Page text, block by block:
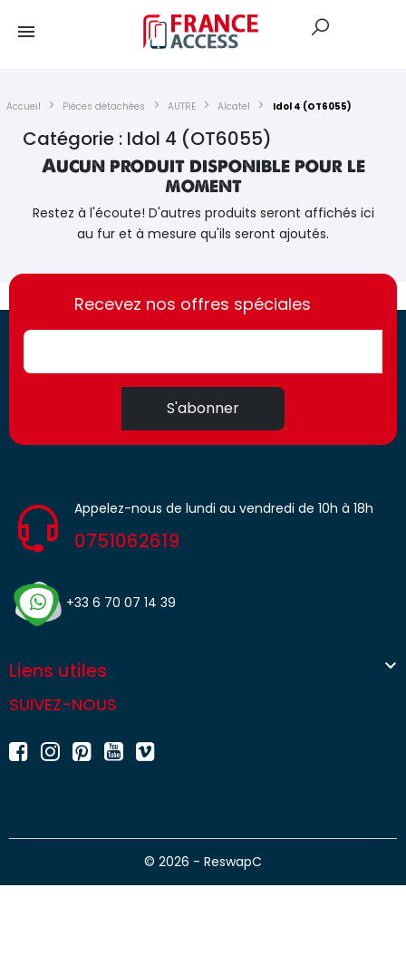
Accueil Pièces détachées AUTRE Alcatel Idol 4 (OT6055)
Catégorie : Idol 4 (OT6055)
Aucun produit disponible pour le
moment
Restez à l'écoute! D'autres produits seront affichés ici
au fur et à mesure qu'ils seront ajoutés.
https://france-
access.fr
https://france-
access.fr
Recevez nos offres spéciales
S'abonner
Appelez-nous de lundi au vendredi de 10h à 18h
0751062619
+33 6 70 07 14 39
Liens utiles 
SUIVEZ-NOUS
© 2026 - ReswapC